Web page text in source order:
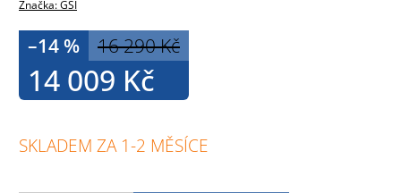
Značka:GSI
16 290 Kč
–14 %
14 009 Kč
SKLADEM ZA 1-2 MĚSÍCE